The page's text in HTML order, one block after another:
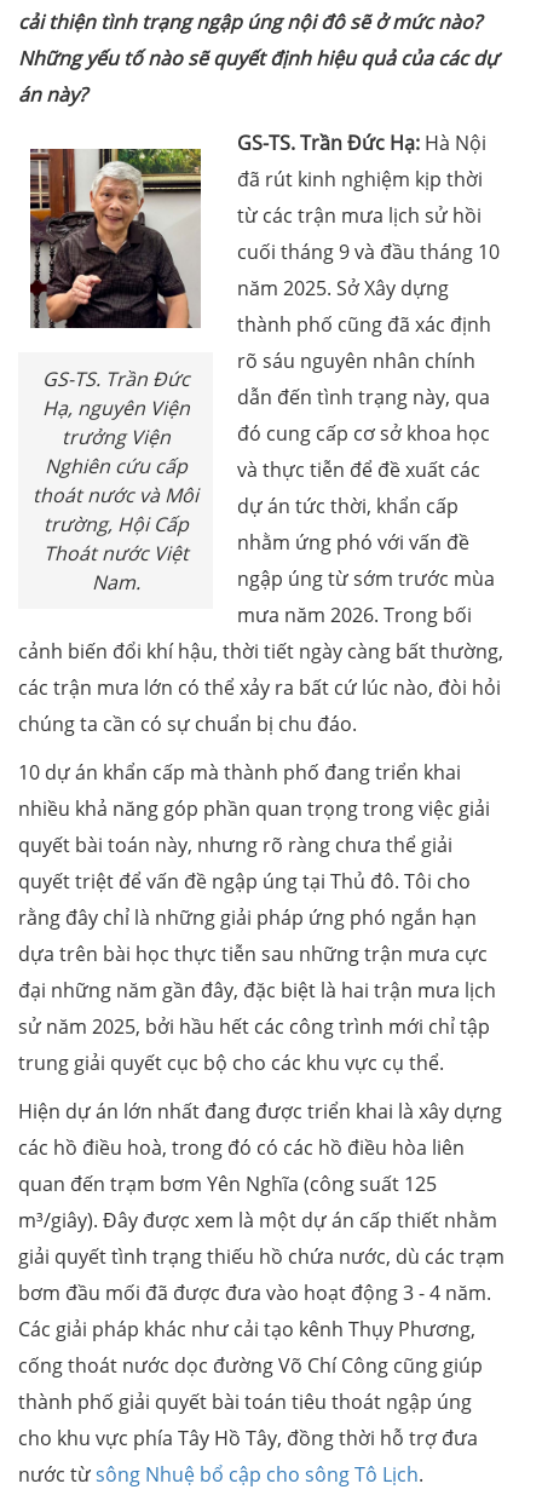
cải thiện tình trạng ngập úng nội đô sẽ ở mức nào?
Những yếu tố nào sẽ quyết định hiệu quả của các dự
án này?
GS-TS. Trần Đức
Hạ, nguyên Viện
trưởng Viện
Nghiên cứu cấp
thoát nước và Môi
trường, Hội Cấp
Thoát nước Việt
Nam.
GS-TS. Trần Đức Hạ: Hà Nội
đã rút kinh nghiệm kịp thời
từ các trận mưa lịch sử hồi
cuối tháng 9 và đầu tháng 10
năm 2025. Sở Xây dựng
thành phố cũng đã xác định
rõ sáu nguyên nhân chính
dẫn đến tình trạng này, qua
đó cung cấp cơ sở khoa học
và thực tiễn để đề xuất các
dự án tức thời, khẩn cấp
nhằm ứng phó với vấn đề
ngập úng từ sớm trước mùa
mưa năm 2026. Trong bối
cảnh biến đổi khí hậu, thời tiết ngày càng bất thường,
các trận mưa lớn có thể xảy ra bất cứ lúc nào, đòi hỏi
chúng ta cần có sự chuẩn bị chu đáo.
10 dự án khẩn cấp mà thành phố đang triển khai
nhiều khả năng góp phần quan trọng trong việc giải
quyết bài toán này, nhưng rõ ràng chưa thể giải
quyết triệt để vấn đề ngập úng tại Thủ đô. Tôi cho
rằng đây chỉ là những giải pháp ứng phó ngắn hạn
dựa trên bài học thực tiễn sau những trận mưa cực
đại những năm gần đây, đặc biệt là hai trận mưa lịch
sử năm 2025, bởi hầu hết các công trình mới chỉ tập
trung giải quyết cục bộ cho các khu vực cụ thể.
Hiện dự án lớn nhất đang được triển khai là xây dựng
các hồ điều hoà, trong đó có các hồ điều hòa liên
quan đến trạm bơm Yên Nghĩa (công suất 125
m³/giây). Đây được xem là một dự án cấp thiết nhằm
giải quyết tình trạng thiếu hồ chứa nước, dù các trạm
bơm đầu mối đã được đưa vào hoạt động 3 - 4 năm.
Các giải pháp khác như cải tạo kênh Thụy Phương,
cống thoát nước dọc đường Võ Chí Công cũng giúp
thành phố giải quyết bài toán tiêu thoát ngập úng
cho khu vực phía Tây Hồ Tây, đồng thời hỗ trợ đưa
nước từsông Nhuệ bổ cập cho sông Tô Lịch.